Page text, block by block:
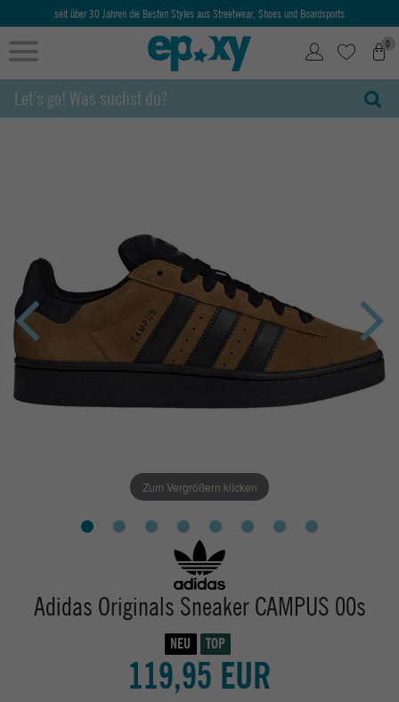
seit über 30 Jahren die Besten Styles aus Streetwear, Shoes und Boardsports
0
Zum Vergrößern klicken
Adidas Originals Sneaker CAMPUS 00s
NEU TOP
119,95 EUR